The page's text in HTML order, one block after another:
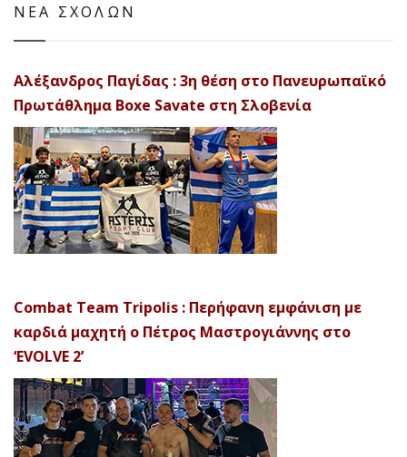
ΝΕΑ ΣΧΟΛΩΝ
Αλέξανδρος Παγίδας : 3η θέση στο Πανευρωπαϊκό
Πρωτάθλημα Boxe Savate στη Σλοβενία
Combat Team Tripolis : Περήφανη εμφάνιση με
καρδιά μαχητή ο Πέτρος Μαστρογιάννης στο
‘EVOLVE 2’